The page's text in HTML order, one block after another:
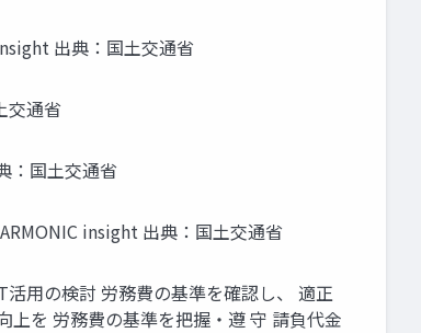
出典：国土交通省
交通省
：国土交通省
insight 出典：国土交通省
用の検討 労務費の基準を確認し、 適正
を 労務費の基準を把握・遵 守 請負代金